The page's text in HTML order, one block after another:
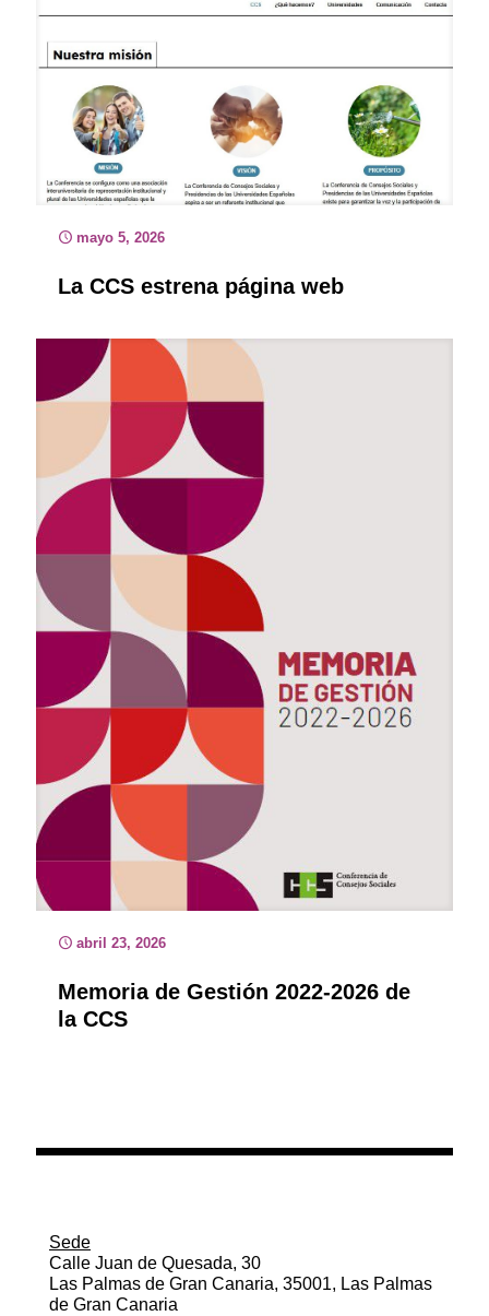
mayo 5, 2026
La CCS estrena página web
abril 23, 2026
Memoria de Gestión 2022-2026 de
la CCS
Sede
Calle Juan de Quesada, 30
Las Palmas de Gran Canaria, 35001, Las Palmas
de Gran Canaria